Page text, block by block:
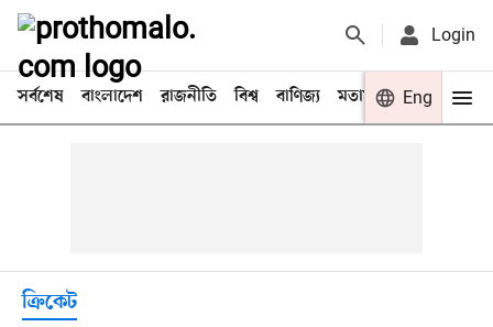
Login
সর্বশেষ বাংলাদেশ রাজনীতি বিশ্ব বাণিজ্য মতামত খেলা
Eng
ক্রিকেট